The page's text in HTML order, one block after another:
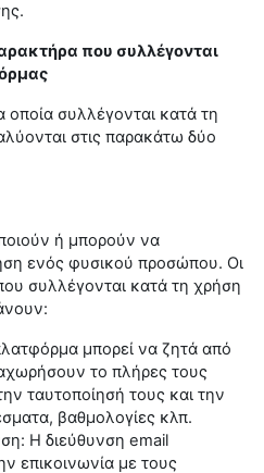
που συλλέγονται
συλλέγονται κατά τη
στις παρακάτω δύο
ή μπορούν να
ενός φυσικού προσώπου. Οι
συλλέγονται κατά τη χρήση
μπορεί να ζητά από
το πλήρες τους
ταυτοποίησή τους και την
βαθμολογίες κλπ.
Η διεύθυνση email
επικοινωνία με τους